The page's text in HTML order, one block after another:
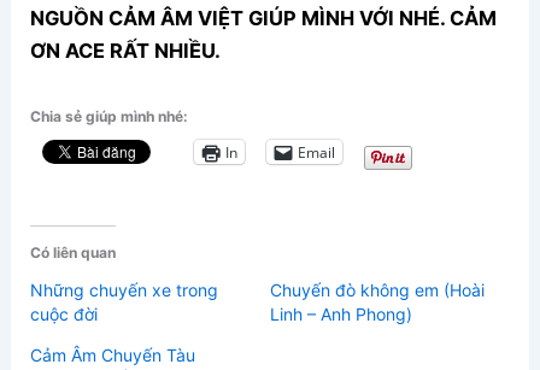
NGUỒN CẢM ÂM VIỆT GIÚP MÌNH VỚI NHÉ. CẢM
ƠN ACE RẤT NHIỀU.
Chia sẻ giúp mình nhé:
In Email
Có liên quan
Những chuyến xe trong
cuộc đời
Chuyến đò không em (Hoài
Linh – Anh Phong)
Cảm Âm Chuyến Tàu